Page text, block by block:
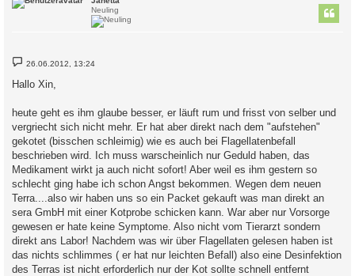
Neuling
B
e
i
t
g
26.06.2012, 13:24
Hallo Xin,
heute geht es ihm glaube besser, er läuft rum und frisst von selber und
vergriecht sich nicht mehr. Er hat aber direkt nach dem "aufstehen"
gekotet (bisschen schleimig) wie es auch bei Flagellatenbefall
beschrieben wird. Ich muss warscheinlich nur Geduld haben, das
Medikament wirkt ja auch nicht sofort! Aber weil es ihm gestern so
schlecht ging habe ich schon Angst bekommen. Wegen dem neuen
Terra....also wir haben uns so ein Packet gekauft was man direkt an
sera GmbH mit einer Kotprobe schicken kann. War aber nur Vorsorge
gewesen er hate keine Symptome. Also nicht vom Tierarzt sondern
direkt ans Labor! Nachdem was wir über Flagellaten gelesen haben ist
das nichts schlimmes ( er hat nur leichten Befall) also eine Desinfektion
des Terras ist nicht erforderlich nur der Kot sollte schnell entfernt